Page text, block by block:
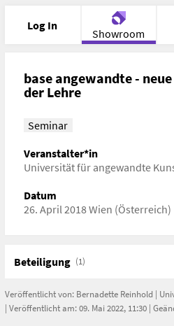
Log In
Showroom
Portfolio Image
base angewandte -
der Lehre
Seminar
Veranstalter*in
Universität für angewandte
Datum
26. April 2018 Wien (Österreich)
Beteiligung (1)
Veröffentlicht von: Bernadette Reinhold |
| Veröffentlicht am: 09. Mai 2022, 11:30 |